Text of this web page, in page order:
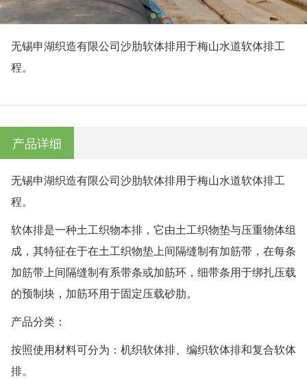
无锡申湖织造有限公司沙肋软体排用于梅山水道软体排工
程。
产品详细
无锡申湖织造有限公司沙肋软体排用于梅山水道软体排工
程。
软体排是一种土工织物本排，它由土工织物垫与压重物体组
成，其特征在于在土工织物垫上间隔缝制有加筋带，在每条
加筋带上间隔缝制有系带条或加筋环，细带条用于绑扎压载
的预制块，加筋环用于固定压载砂肋。
产品分类：
按照使用材料可分为：机织软体排、编织软体排和复合软体
排。